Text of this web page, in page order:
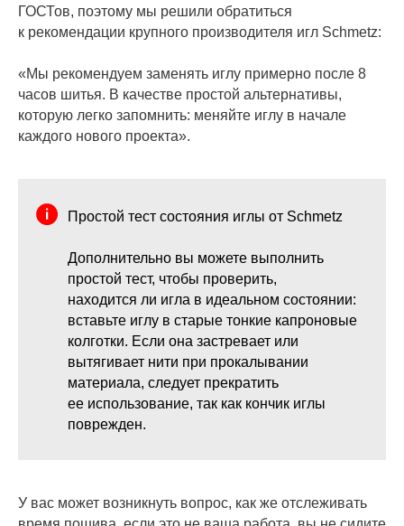
ГОСТов, поэтому мы решили обратиться
к рекомендации крупного производителя игл Schmetz:
«Мы рекомендуем заменять иглу примерно после 8
часов шитья. В качестве простой альтернативы,
которую легко запомнить: меняйте иглу в начале
каждого нового проекта».
Простой тест состояния иглы от Schmetz
Дополнительно вы можете выполнить
простой тест, чтобы проверить,
находится ли игла в идеальном состоянии:
вставьте иглу в старые тонкие капроновые
колготки. Если она застревает или
вытягивает нити при прокалывании
материала, следует прекратить
ее использование, так как кончик иглы
поврежден.
У вас может возникнуть вопрос, как же отслеживать